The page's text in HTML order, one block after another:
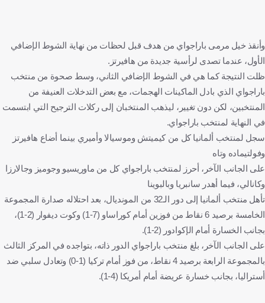
وأنقذ خيل مرمى باراجواي من هدف قبل لحظات من نهاية الشوط الإضافي
الأول، عندما تصدى لرأسية جديدة من هافيرتز.
ظلت النتيجة كما هي في الشوط الإضافي الثاني، وسط صحوة من منتخب
باراجواي الذي بادل الماكينات الهجمات، مع بعض التدخلات العنيفة من
المنتخبين، لكن دون تغيير، ليذهب المنتخبان إلى ركلات الترجيح التي ابتسمت
في النهاية لمنتخب باراجواي.
سجل لمنتخب ألمانيا كل من كيميتش وموسيالا وأميري بينما أضاع هافيرتز
وفولتيماده وتاه
على الجانب الآخر، أحرز لمنتخب باراجواي كل من ماوريسيو وجوميز وجالارزا
وكانالي، فيما أهدر سانبريا وبالبوينا
تأهل منتخب ألمانيا إلى دور الـ32 من المونديال، بعد احتلاله صدارة المجموعة
الخامسة برصيد 6 نقاط من فوزين أمام كوراساو (7-1) وكوت ديفوار (2-1)،
بجانب الخسارة أمام الإكوادور (2-1).
على الجانب الآخر، بلغ منتخب باراجواي الدور ذاته، بتواجده في المركز الثالث
بالمجموعة الرابعة برصيد 4 نقاط، من فوز أمام تركيا (1-0) وتعادل سلبي ضد
أستراليا، بجانب خسارة عريضة أمام أمريكا (4-1).